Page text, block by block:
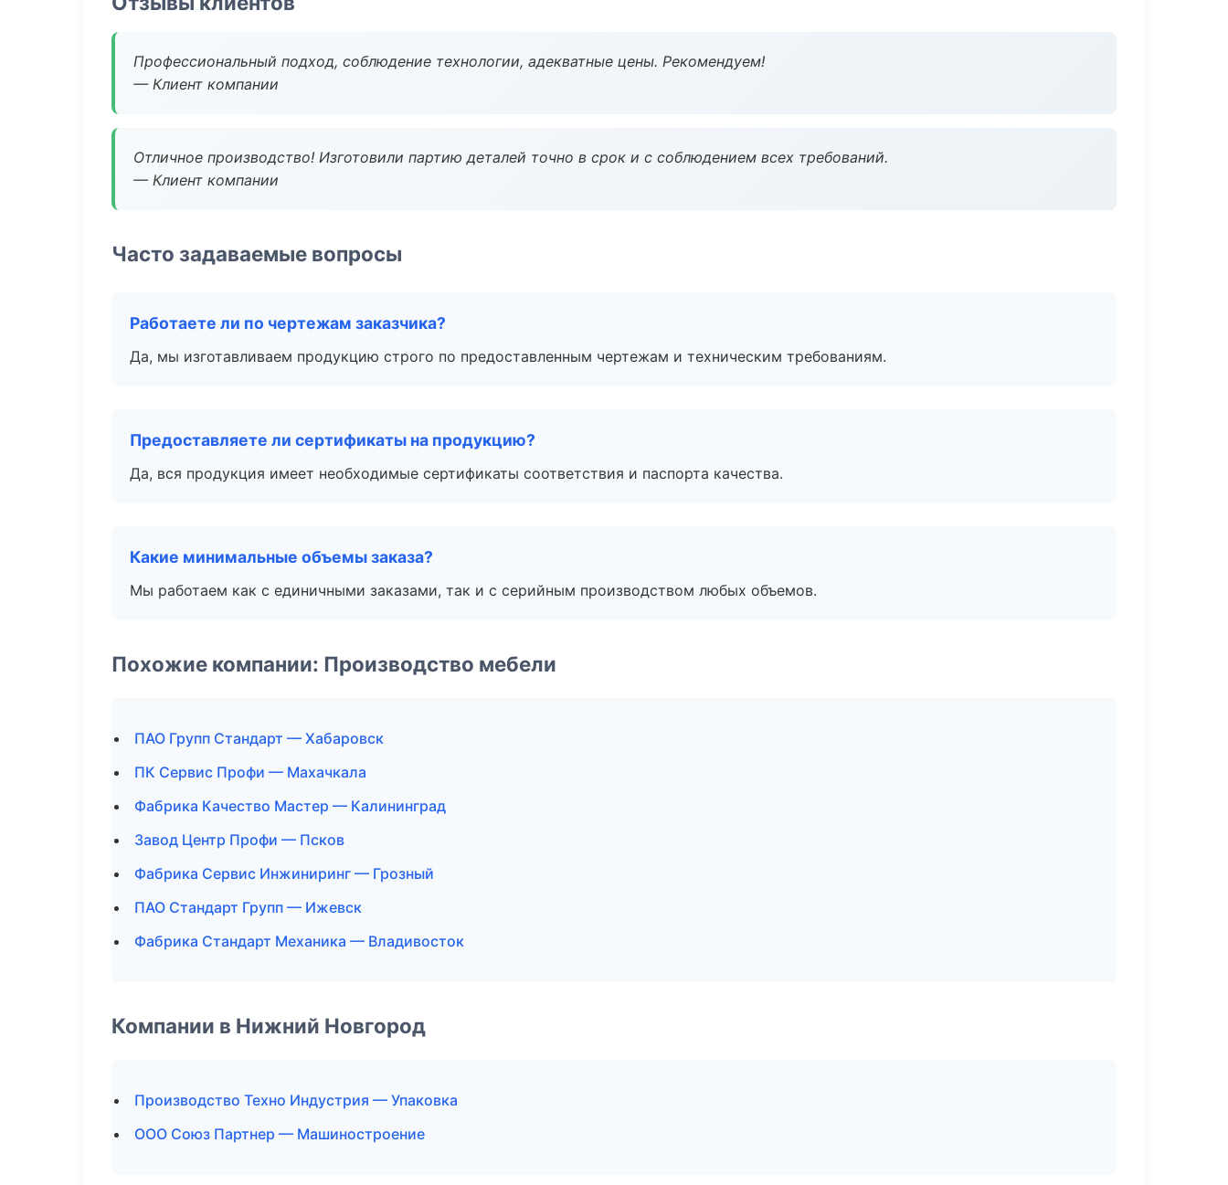
Профессиональный подход, соблюдение технологии, адекватные цены. Рекомендуем!
— Клиент компании
Отличное производство! Изготовили партию деталей точно в срок и с соблюдением всех требований.
— Клиент компании
Часто задаваемые вопросы
Работаете ли по чертежам заказчика?
Да, мы изготавливаем продукцию строго по предоставленным чертежам и техническим требованиям.
Предоставляете ли сертификаты на продукцию?
Да, вся продукция имеет необходимые сертификаты соответствия и паспорта качества.
Какие минимальные объемы заказа?
Мы работаем как с единичными заказами, так и с серийным производством любых объемов.
Похожие компании: Производство мебели
ПАО Групп Стандарт — Хабаровск
ПК Сервис Профи — Махачкала
Фабрика Качество Мастер — Калининград
Завод Центр Профи — Псков
Фабрика Сервис Инжиниринг — Грозный
ПАО Стандарт Групп — Ижевск
Фабрика Стандарт Механика — Владивосток
Компании в Нижний Новгород
Производство Техно Индустрия — Упаковка
ООО Союз Партнер — Машиностроение